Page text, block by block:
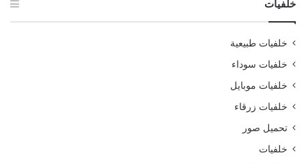
خلفيات
خلفيات طبيعية
خلفيات سوداء
خلفيات موبايل
خلفيات زرقاء
تحميل صور
خلفيات